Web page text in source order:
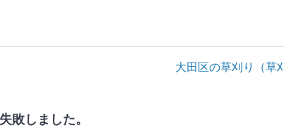
大田区の草刈り（草
敗しました。